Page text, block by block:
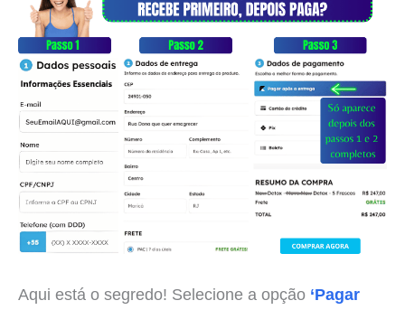
Aqui está o segredo! Selecione a opção ‘Pagar